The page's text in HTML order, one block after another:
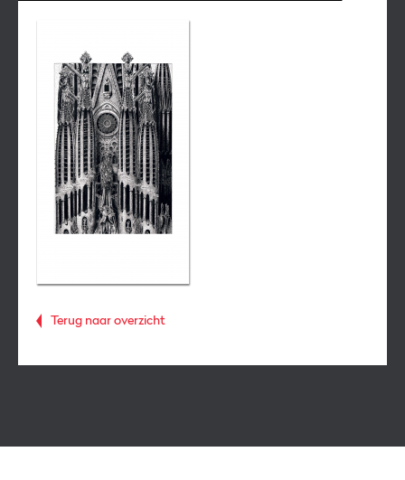
Terug naar overzicht